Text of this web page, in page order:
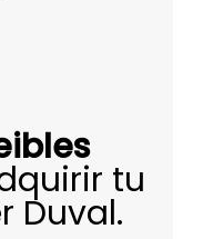
tu
Duval.